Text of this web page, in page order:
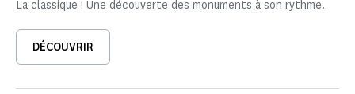
La classique ! Une découverte des monuments à son rythme.
DÉCOUVRIR